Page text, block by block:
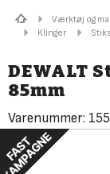
Værktøj og
Klinger
DEWALT
85mm
Varenummer: